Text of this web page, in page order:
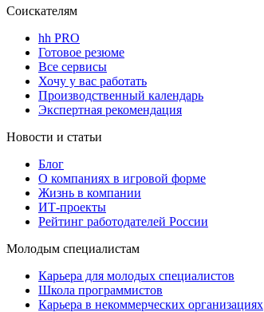
Соискателям
hh PRO
Готовое резюме
Все сервисы
Хочу у вас работать
Производственный календарь
Экспертная рекомендация
Новости и статьи
Блог
О компаниях в игровой форме
Жизнь в компании
ИТ-проекты
Рейтинг работодателей России
Молодым специалистам
Карьера для молодых специалистов
Школа программистов
Карьера в некоммерческих организациях